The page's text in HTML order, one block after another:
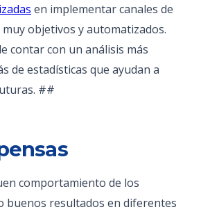
en implementar canales de
objetivos y automatizados.
contar con un análisis más
de estadísticas que ayudan a
##
comportamiento de los
buenos resultados en diferentes